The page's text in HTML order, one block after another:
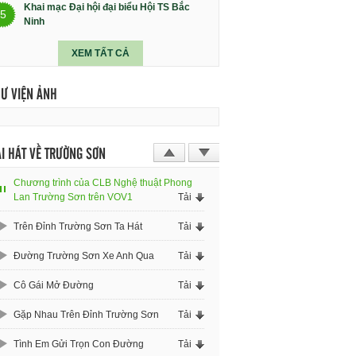
5
Khai mạc Đại hội đại biểu Hội TS Bắc
Ninh
XEM TẤT CẢ
VIỆN ẢNH
HÁT VỀ TRƯỜNG SƠN
Chương trình của CLB Nghệ thuật Phong
Lan Trường Sơn trên VOV1
Tải
Trên Đỉnh Trường Sơn Ta Hát Tải
Đường Trường Sơn Xe Anh Qua Tải
Cô Gái Mở Đường Tải
Gặp Nhau Trên Đỉnh Trường Sơn Tải
Tình Em Gửi Trọn Con Đường Tải